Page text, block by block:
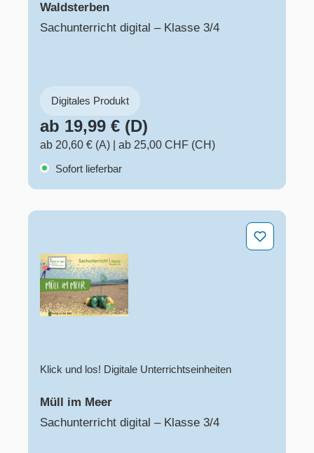
Waldsterben
Sachunterricht digital – Klasse 3/4
Digitales Produkt
ab 19,99 € (D)
ab 20,60 € (A)
ab 25,00 CHF (CH)
Sofort lieferbar
Klick und los! Digitale Unterrichtseinheiten
Müll im Meer
Sachunterricht digital – Klasse 3/4